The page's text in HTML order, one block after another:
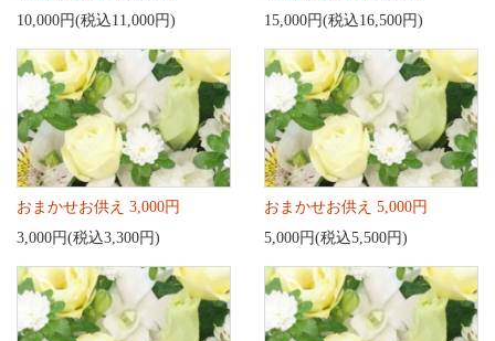
10,000円(税込11,000円)
15,000円(税込16,500円)
おまかせお供え 3,000円
3,000円(税込3,300円)
おまかせお供え 5,000円
5,000円(税込5,500円)